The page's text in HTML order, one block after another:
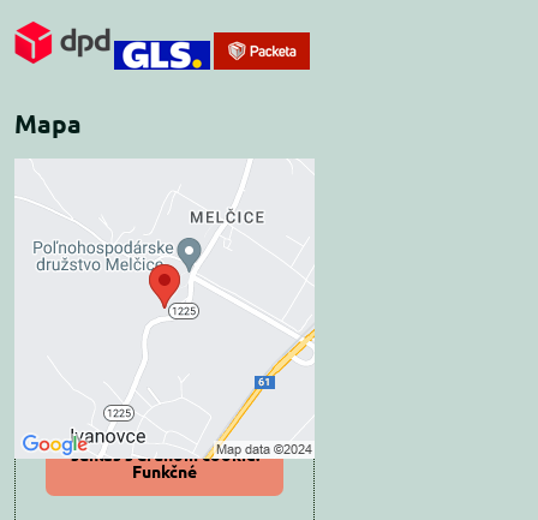
Mapa
Externý obsah je
blokovaný Voľbami
súkromia
Prajete si načítať externý obsah?
Povoliť tentokrát
Povoliť a zapamätať -
súhlas s druhom cookie:
Funkčné